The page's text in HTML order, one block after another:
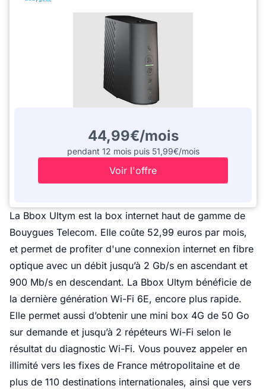
44,99€/mois
pendant 12 mois puis 51,99€/mois
Voir l'offre
La Bbox Ultym est la box internet haut de gamme de
Bouygues Telecom. Elle coûte 52,99 euros par mois,
et permet de profiter d'une connexion internet en fibre
optique avec un débit jusqu’à 2 Gb/s en ascendant et
900 Mb/s en descendant. La Bbox Ultym bénéficie de
la dernière génération Wi-Fi 6E, encore plus rapide.
Elle permet aussi d’obtenir une mini box 4G de 50 Go
sur demande et jusqu’à 2 répéteurs Wi-Fi selon le
résultat du diagnostic Wi-Fi. Vous pouvez appeler en
illimité vers les fixes de France métropolitaine et de
plus de 110 destinations internationales, ainsi que vers